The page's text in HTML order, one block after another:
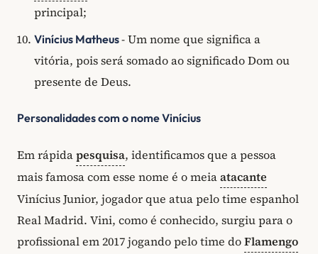
principal;
Vinícius Matheus- Um nome que significa a
vitória, pois será somado ao significado Dom ou
presente de Deus.
Personalidades com o nome Vinícius
Em rápidapesquisa, identificamos que a pessoa
mais famosa com esse nome é o meiaatacante
Vinícius Junior, jogador que atua pelo time espanhol
Real Madrid. Vini, como é conhecido, surgiu para o
profissional em 2017 jogando pelo time doFlamengo